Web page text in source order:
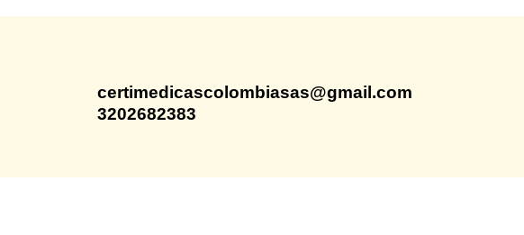
certimedicascolombiasas@gmail.com
3202682383